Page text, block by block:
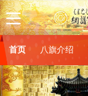
首页 八旗介绍